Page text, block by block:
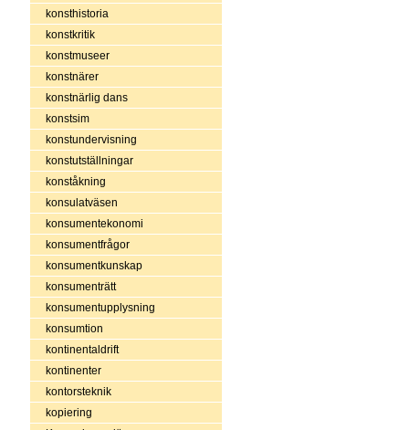
konsthistoria
konstkritik
konstmuseer
konstnärer
konstnärlig dans
konstsim
konstundervisning
konstutställningar
konståkning
konsulatväsen
konsumentekonomi
konsumentfrågor
konsumentkunskap
konsumenträtt
konsumentupplysning
konsumtion
kontinentaldrift
kontinenter
kontorsteknik
kopiering